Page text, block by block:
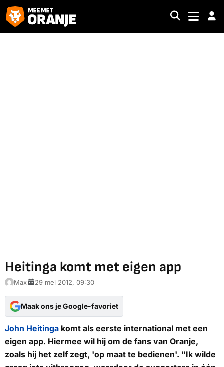
Heitinga komt met eigen app
Max 29 mei 2012, 09:30
Maak ons je Google-favoriet
John Heitinga komt als eerste international met een
eigen app. Hiermee wil hij om de fans van Oranje,
zoals hij het zelf zegt, 'op maat te bedienen'. "Ik wilde